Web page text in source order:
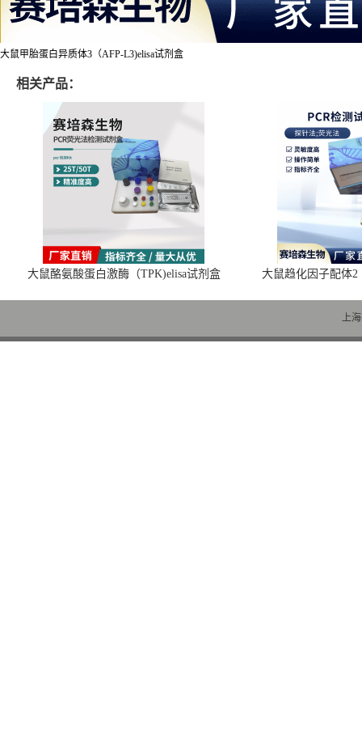
大鼠甲胎蛋白异质体3（AFP-L3)elisa试剂盒
相关产品：
大鼠酪氨酸蛋白激酶（TPK)elisa试剂盒 大鼠趋化因子配体2
上